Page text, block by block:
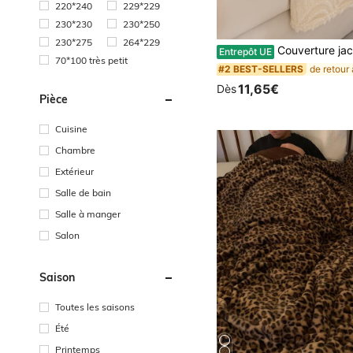
220*240
229*229
230*230
230*250
230*275
264*229
70*100 très petit
Pièce
Cuisine
Chambre
Extérieur
Salle de bain
Salle à manger
Salon
Saison
Toutes les saisons
Été
Printemps
Entrepôt UE Couverture jacquard à double face en taffetas de couleur unie, couverture jacquard en polyester de style moderne, couverture de literie, lavable en machine,
#2 BEST-SELLERS
(1000+)
#2 BEST-SELLERS
(1000+)
#2 BEST-SELLERS
(1000+)
#2 BEST-SELLERS
Dès11,65€